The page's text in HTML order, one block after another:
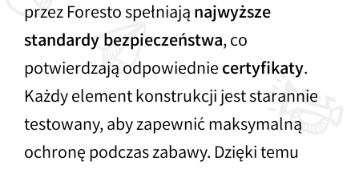
przez Foresto spełniająnajwyższe
standardy bezpieczeństwa, co
potwierdzają odpowiedniecertyfikaty.
Każdy element konstrukcji jest starannie
testowany, aby zapewnić maksymalną
ochronę podczas zabawy. Dzięki temu